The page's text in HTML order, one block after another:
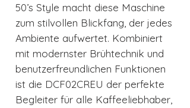
50’s Style macht diese Maschine
zum stilvollen Blickfang, der jedes
Ambiente aufwertet. Kombiniert
mit modernster Brühtechnik und
benutzerfreundlichen Funktionen
ist die DCF02CREU der perfekte
Begleiter für alle Kaffeeliebhaber,